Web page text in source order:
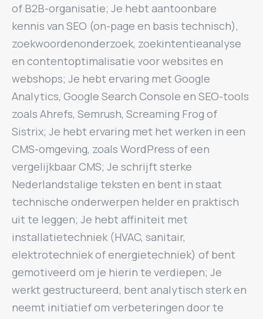
of B2B-organisatie; Je hebt aantoonbare
kennis van SEO (on-page en basis technisch),
zoekwoordenonderzoek, zoekintentieanalyse
en contentoptimalisatie voor websites en
webshops; Je hebt ervaring met Google
Analytics, Google Search Console en SEO-tools
zoals Ahrefs, Semrush, Screaming Frog of
Sistrix; Je hebt ervaring met het werken in een
CMS-omgeving, zoals WordPress of een
vergelijkbaar CMS; Je schrijft sterke
Nederlandstalige teksten en bent in staat
technische onderwerpen helder en praktisch
uit te leggen; Je hebt affiniteit met
installatietechniek (HVAC, sanitair,
elektrotechniek of energietechniek) of bent
gemotiveerd om je hierin te verdiepen; Je
werkt gestructureerd, bent analytisch sterk en
neemt initiatief om verbeteringen door te